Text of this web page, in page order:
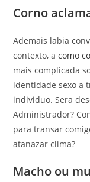
Corno
Ademais labia
contexto, acomo
mais complicada
identidade sexo a
individuo. Sera
Administrador?
para transar
atanazar clima?
Macho ou